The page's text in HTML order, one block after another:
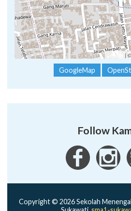
Leaflet |
GoogleMap
Follow
Copyright © 2026 Sekolah